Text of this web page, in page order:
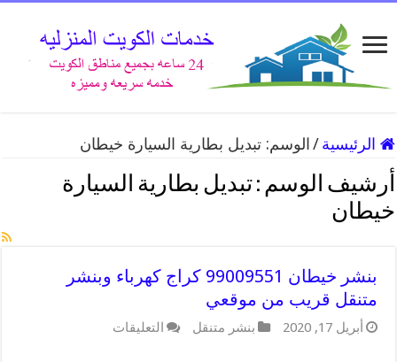
الرئيسية / الوسم:تبديل بطارية السيارة خيطان
أرشيف الوسم :تبديل بطارية السيارة
خيطان
بنشر خيطان 99009551 كراج كهرباء وبنشر
متنقل قريب من موقعي
أبريل 17, 2020 بنشر متنقل التعليقات